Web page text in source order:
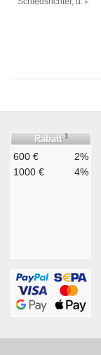
Rabatt 1
600 €
2%
1000 €
4%